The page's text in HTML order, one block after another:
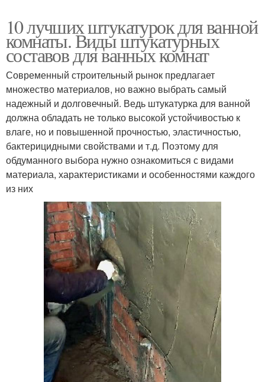
10 лучших штукатурок для ванной
комнаты. Виды штукатурных
составов для ванных комнат
Современный строительный рынок предлагает
множество материалов, но важно выбрать самый
надежный и долговечный. Ведь штукатурка для ванной
должна обладать не только высокой устойчивостью к
влаге, но и повышенной прочностью, эластичностью,
бактерицидными свойствами и т.д. Поэтому для
обдуманного выбора нужно ознакомиться с видами
материала, характеристиками и особенностями каждого
из них